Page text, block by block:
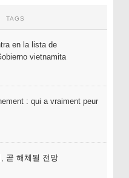
TAGS
en la lista de
vietnamita
: qui a vraiment peur
곧 해체될 전망